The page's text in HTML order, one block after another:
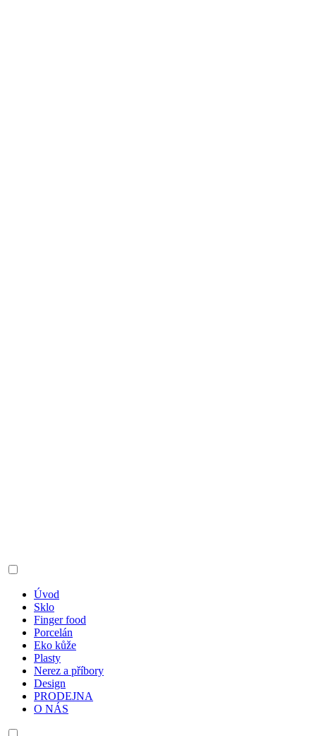
Úvod
Sklo
Finger food
Porcelán
Eko kůže
Plasty
Nerez a příbory
Design
PRODEJNA
O NÁS